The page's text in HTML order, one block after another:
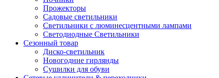
Прожекторы
Садовые светильники
Светильники с люминесцентными лампами
Светодиодные Светильники
Сезонный товар
Диско-светильник
Новогодние гирлянды
Сушилки для обуви